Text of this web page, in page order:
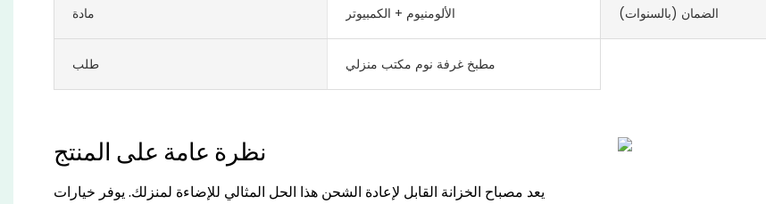
مادة الألومنيوم + الكمبيوتر الضمان (بالسنوات)
طلب مطبخ غرفة نوم مكتب منزلي
نظرة عامة على المنتج
يعد مصباح الخزانة القابل لإعادة الشحن هذا الحل المثالي للإضاءة لمنزلك. يوفر خيارات